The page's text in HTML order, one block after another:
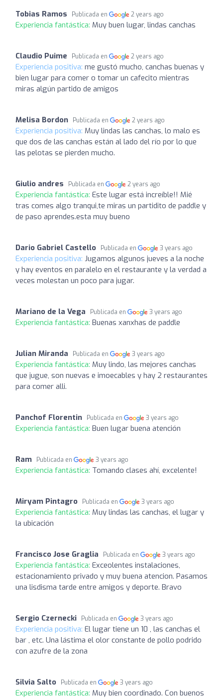
Tobias Ramos Publicada en 2 years ago
Experiencia fantástica: Muy buen lugar, lindas canchas
Claudio Puime Publicada en 2 years ago
Experiencia positiva: me gustó mucho, canchas buenas y
bien lugar para comer o tomar un cafecito mientras
miras algún partido de amigos
Melisa Bordon Publicada en 2 years ago
Experiencia positiva: Muy lindas las canchas, lo malo es
que dos de las canchas están al lado del río por lo que
las pelotas se pierden mucho.
Giulio andres Publicada en 2 years ago
Experiencia fantástica: Este lugar está increíble!! Mié
tras comes algo tranqui,te miras un partidito de paddle y
de paso aprendes.esta muy bueno
Dario Gabriel Castello Publicada en 3 years ago
Experiencia positiva: Jugamos algunos jueves a la noche
y hay eventos en paralelo en el restaurante y la verdad a
veces molestan un poco para jugar.
Mariano de la Vega Publicada en 3 years ago
Experiencia fantástica: Buenas xanxhas de paddle
Julian Miranda Publicada en 3 years ago
Experiencia fantástica: Muy lindo, las mejores canchas
que jugue, son nuevas e imoecables y hay 2 restaurantes
para comer alli.
Panchof Florentin Publicada en 3 years ago
Experiencia fantástica: Buen lugar buena atención
Ram Publicada en 3 years ago
Experiencia fantástica: Tomando clases ahí, excelente!
Miryam Pintagro Publicada en 3 years ago
Experiencia fantástica: Muy lindas las canchas, el lugar y
la ubicación
Francisco Jose Graglia Publicada en 3 years ago
Experiencia fantástica: Exceolentes instalaciones,
estacionamiento privado y muy buena atencion. Pasamos
una lisdisma tarde entre amigos y deporte. Bravo
Sergio Czernecki Publicada en 3 years ago
Experiencia positiva: El lugar tiene un 10 , las canchas el
bar , etc. Una lástima el olor constante de pollo podrido
con azufre de la zona
Silvia Salto Publicada en 3 years ago
Experiencia fantástica: Muy bien coordinado. Con buenos